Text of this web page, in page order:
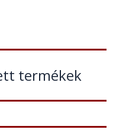
termékek